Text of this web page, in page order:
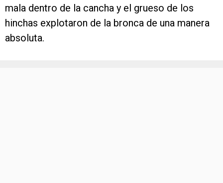
mala dentro de la cancha y el grueso de los
hinchas explotaron de la bronca de una manera
absoluta.